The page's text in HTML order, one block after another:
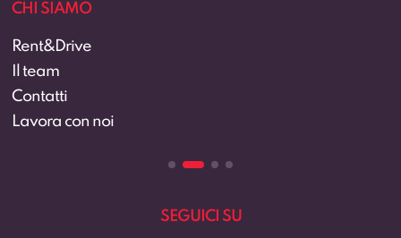
CHI SIAMO
Rent&Drive
Il team
Contatti
Lavora con noi
SEGUICI SU